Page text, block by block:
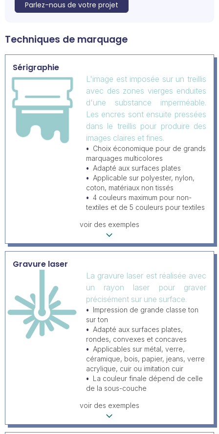
Parlez-nous de votre projet
Techniques de marquage
Sérigraphie
L'image est imposée sur un treillis
avec des zones vierges enduites
d'une substance imperméable.
Les encres sont ensuite pressées
dans le treillis pour produire des
images claires et fines.
Choix économique pour de grands
marquages multicolores
Adapté aux surfaces plates
Applicable sur polyester, nylon,
coton, matériaux non tissés
4 couleurs maximum pour non-
textiles et de 5 couleurs pour textiles
voir des exemples
Gravure laser
La gravure laser est réalisée avec
un rayon laser pour graver
précisément sur une surface.
Impression de grande classe ton
sur ton
Adapté aux surfaces plates,
rondes, convexes et concaves
Applicables sur métal, verre,
céramique, bois, papier, jeans, verre
acrylique, cuir ou imitation cuir
La couleur finale dépend de celle
de la sous-couche
voir des exemples